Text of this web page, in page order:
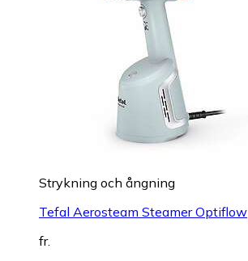
Strykning och ångning
Tefal Aerosteam Steamer Optiflow
fr.